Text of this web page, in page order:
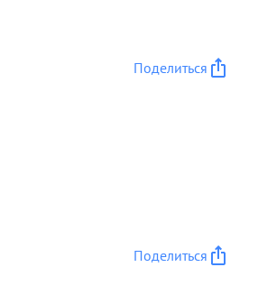
обстановку умело
исход боя. ...»
Поделиться
Поделиться